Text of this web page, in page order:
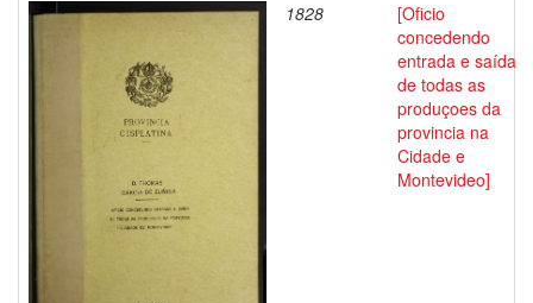
1828
[Oficio
concedendo
entrada e saída
de todas as
produçoes da
provincia na
Cidade e
Montevideo]